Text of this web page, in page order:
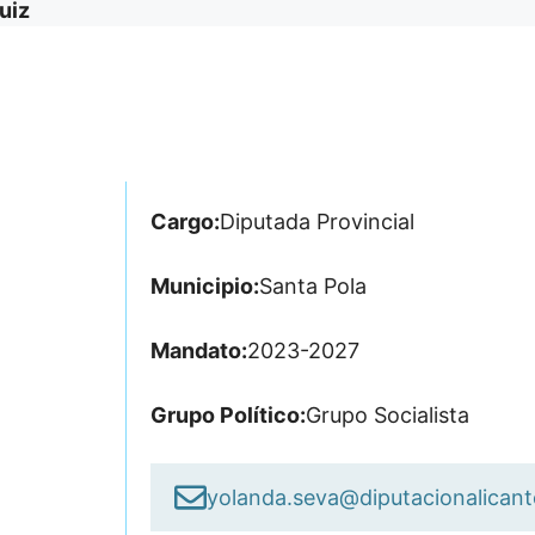
Cargo:Diputada Provincial
Municipio:Santa Pola
Mandato:2023-2027
Grupo Político:Grupo Socialista